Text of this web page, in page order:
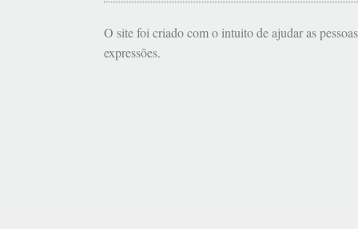
O site foi criado com o intuito de ajudar as
expressões.